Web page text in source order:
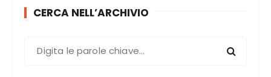
CERCA NELL’ARCHIVIO